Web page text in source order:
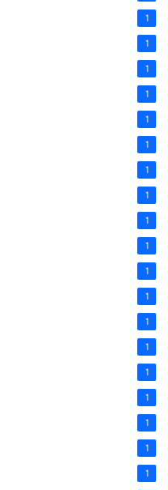
1
1
1
1
1
1
1
1
1
1
1
1
1
1
1
1
1
1
1